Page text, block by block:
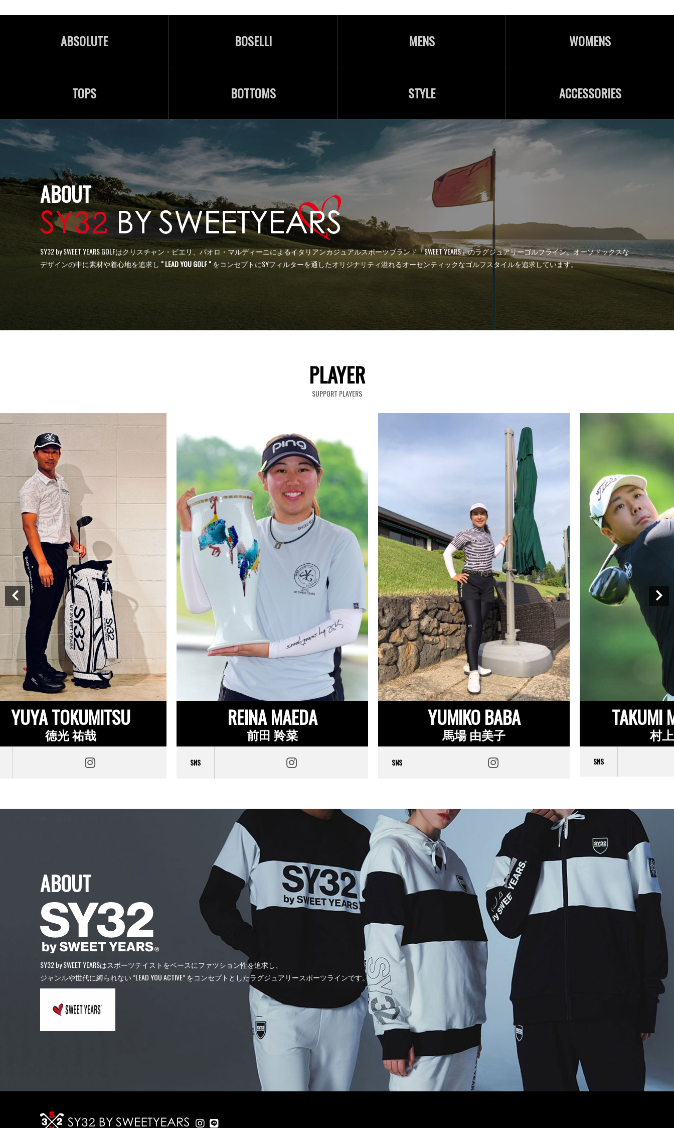
ABSOLUTE BOSELLI MENS WOMENS
TOPS BOTTOMS STYLE ACCESSORIES
ABOUT
SY32 by SWEET YEARS GOLFはクリスチャン・ビエリ、パオロ・マルディーニによるイタリアンカジュアルスポーツブランド「SWEET YEARS」のラグジュアリーゴルフライン。オーソドックスな
デザインの中に素材や着心地を追求し " LEAD YOU GOLF "をコンセプトにSYフィルターを通したオリジナリティ溢れるオーセンティックなゴルフスタイルを追求しています。
PLAYER
SUPPORT PLAYERS
YUYA TOKUMITSU
徳光 祐哉
REINA MAEDA
前田 羚菜
SNS
YUMIKO BABA
馬場 由美子
SNS
TAKUMI
村
SNS
ABOUT
SY32 by SWEET YEARSはスポーツテイストをベースにファツション性を追求し、
ジャンルや世代に縛られない ”LEAD YOU ACTIVE” をコンセプトとしたラグジュアリースポーツラインです。